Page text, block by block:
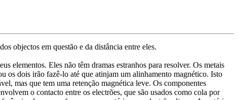
objectos em questão e da distância entre eles.
elementos. Eles não têm dramas estranhos para resolver. Os metais
os dois irão fazê-lo até que atinjam um alinhamento magnético. Isto
mas que tem uma retenção magnética leve. Os componentes
o contacto entre os electrões, que são usados como cola por